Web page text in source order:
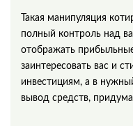
Такая манипуляция
полный контроль над
отображать
заинтересовать вас и
инвестициям, а в
вывод средств,